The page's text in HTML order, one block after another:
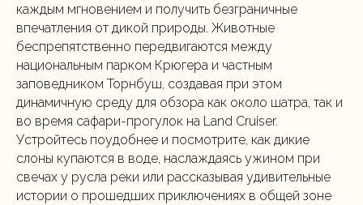
каждым мгновением и получить безграничные
впечатления от дикой природы. Животные
беспрепятственно передвигаются между
национальным парком Крюгера и частным
заповедником Торнбуш, создавая при этом
динамичную среду для обзора как около шатра, так и
во время сафари-прогулок на Land Cruiser.
Устройтесь поудобнее и посмотрите, как дикие
слоны купаются в воде, наслаждаясь ужином при
свечах у русла реки или рассказывая удивительные
истории о прошедших приключениях в общей зоне